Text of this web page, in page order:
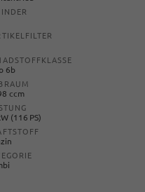
6b
ccm
(116 PS)